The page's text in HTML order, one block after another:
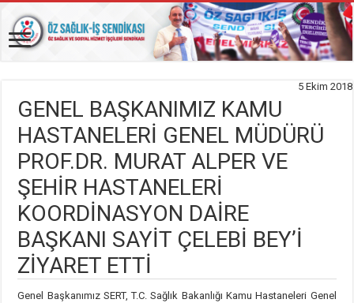
5 Ekim 2018
GENEL BAŞKANIMIZ KAMU
HASTANELERİ GENEL MÜDÜRÜ
PROF.DR. MURAT ALPER VE
ŞEHİR HASTANELERİ
KOORDİNASYON DAİRE
BAŞKANI SAYİT ÇELEBİ BEY’İ
ZİYARET ETTİ
Genel Başkanımız SERT, T.C. Sağlık Bakanlığı Kamu Hastaneleri Genel